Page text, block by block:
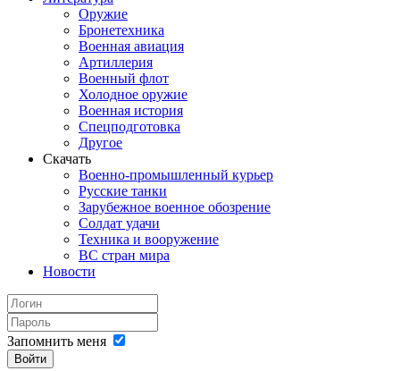
Оружие
Бронетехника
Военная авиация
Артиллерия
Военный флот
Холодное оружие
Военная история
Спецподготовка
Другое
Скачать
Военно-промышленный курьер
Русские танки
Зарубежное военное обозрение
Солдат удачи
Техника и вооружение
ВС стран мира
Новости
Запомнить меня
Войти